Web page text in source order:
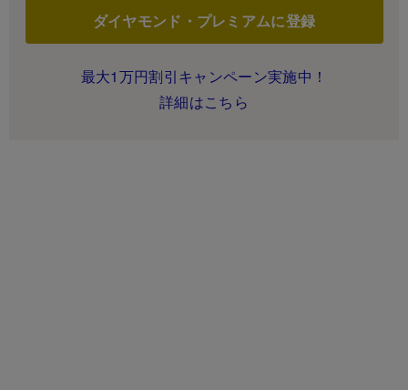
ダイヤモンド・プレミアムに登録
最大1万円割引キャンペーン実施中！
詳細はこちら